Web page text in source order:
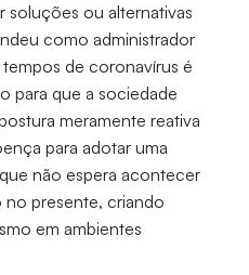
soluções ou alternativas
como administrador
de coronavírus é
para que a sociedade
meramente reativa
para adotar uma
não espera acontecer
no presente, criando
em ambientes